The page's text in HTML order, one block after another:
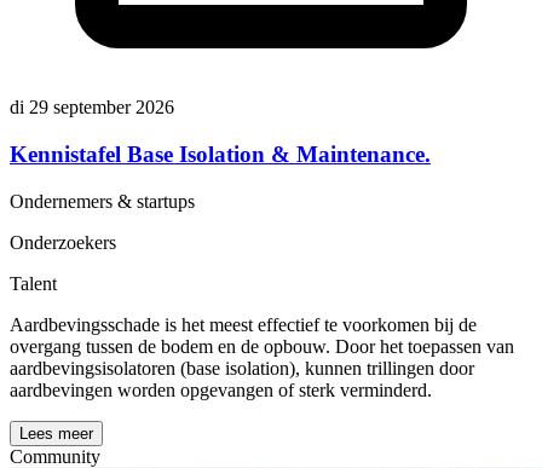
di 29 september 2026
Kennistafel Base Isolation & Maintenance.
Ondernemers & startups
Onderzoekers
Talent
Aardbevingsschade is het meest effectief te voorkomen bij de
overgang tussen de bodem en de opbouw. Door het toepassen van
aardbevingsisolatoren (base isolation), kunnen trillingen door
aardbevingen worden opgevangen of sterk verminderd.
Lees meer
Community